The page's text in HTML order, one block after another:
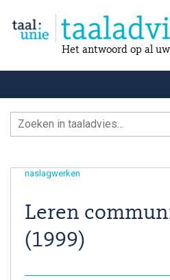
Het antwoord op al
naslagwerken
Leren
(1999)